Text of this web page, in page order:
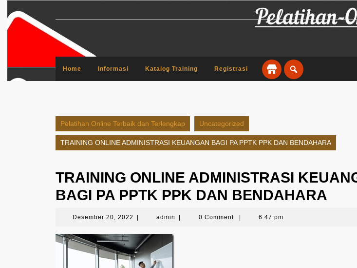
to
content
Home Informasi Katalog Training Registrasi
Pelatihan Online Terbaik dan Terlengkap Uncategorized
TRAINING ONLINE ADMINISTRASI KEUANGAN BAGI PA PPTK PPK DAN BENDAHARA
TRAINING ONLINE ADMINISTRASI
BAGI PA PPTK PPK DAN BENDAHARA
Desember 20, 2022 Desember
2022
admin admin 0 Comment 6:47 pm